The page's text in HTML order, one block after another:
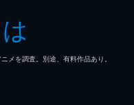
を調査。別途、有料作品あり。